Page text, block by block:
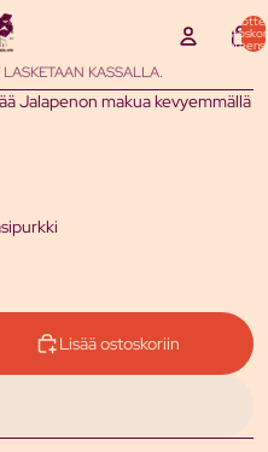
KASSALLA.
Jalapenon makua kevyemmällä
Lisää ostoskoriin